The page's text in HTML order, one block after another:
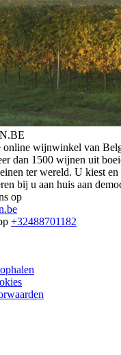
online wijnwinkel van
dan 1500 wijnen uit
ter wereld. U kiest
bij u aan huis aan
op
+32488701182